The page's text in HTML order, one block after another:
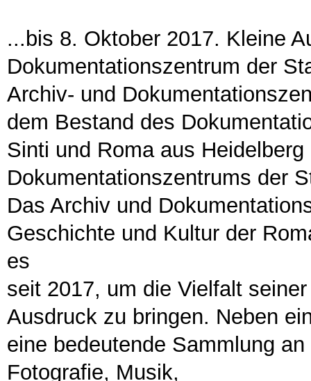
...bis 8. Oktober 2017. Kleine
Dokumentationszentrum der
Archiv- und
dem Bestand des
Sinti und Roma aus
Dokumentationszentrums der
Das Archiv und
Geschichte und Kultur der
es
seit 2017, um die Vielfalt
Ausdruck zu bringen. Neben
eine bedeutende Sammlung
Fotografie, Musik,